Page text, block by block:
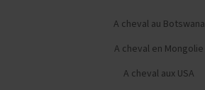
A cheval au Botswana
A cheval en Mongolie
A cheval aux USA